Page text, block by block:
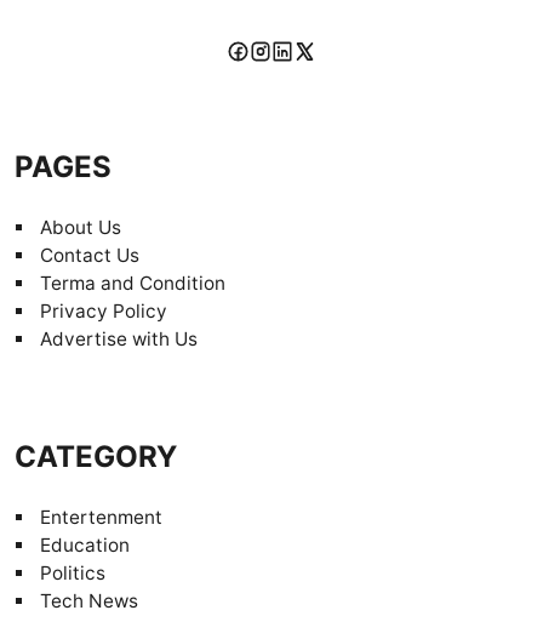
PAGES
About Us
Contact Us
Terma and Condition
Privacy Policy
Advertise with Us
CATEGORY
Entertenment
Education
Politics
Tech News